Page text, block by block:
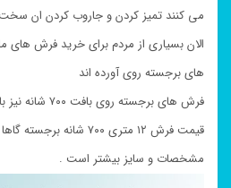
می کنند تمیز کردن و جاروب کردن ان
الان بسیاری از مردم برای خرید فرش
های برجسته روی آورده اند
فرش های برجسته روی بافت ۷۰۰ شانه نیز بافته می شوند
قیمت فرش ۱۲ متری ۷۰۰
مشخصات و سایز بیشتر است .